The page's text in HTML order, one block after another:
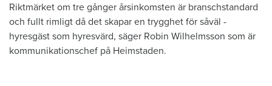
Riktmärket om tre gånger årsinkomsten är branschstandard
och fullt ­rimligt då det skapar en trygghet för såväl ­
hyresgäst som hyresvärd, säger Robin ­Wilhelmsson som är
kommunikationschef på Heimstaden.